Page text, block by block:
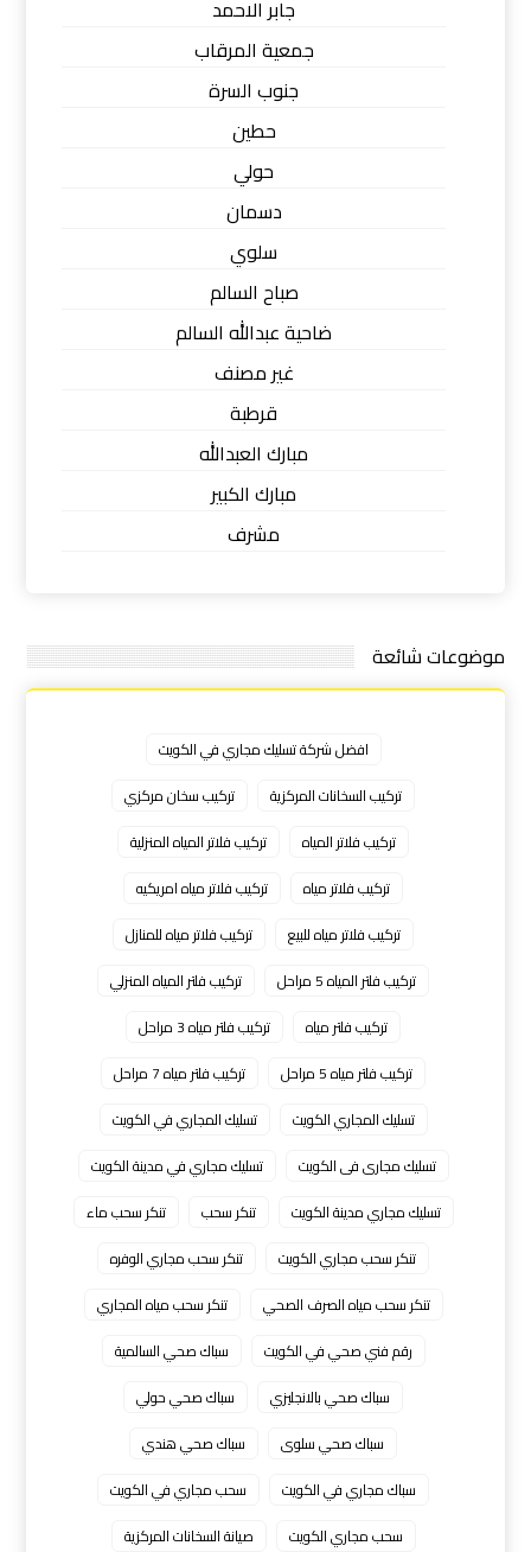
جابر الاحمد
جمعية المرقاب
جنوب السرة
حطين
حولي
دسمان
سلوي
صباح السالم
ضاحية عبدالله السالم
غير مصنف
قرطبة
مبارك العبدالله
مبارك الكبير
مشرف
موضوعات شائعة
افضل شركة تسليك مجاري في الكويت
تركيب السخانات المركزية
تركيب سخان مركزي
تركيب فلاتر المياه
تركيب فلاتر المياه المنزلية
تركيب فلاتر مياه
تركيب فلاتر مياه امريكيه
تركيب فلاتر مياه للبيع
تركيب فلاتر مياه للمنازل
تركيب فلتر المياه 5 مراحل
تركيب فلتر المياه المنزلي
تركيب فلتر مياه
تركيب فلتر مياه 3 مراحل
تركيب فلتر مياه 5 مراحل
تركيب فلتر مياه 7 مراحل
تسليك المجاري الكويت
تسليك المجاري في الكويت
تسليك مجارى فى الكويت
تسليك مجاري في مدينة الكويت
تسليك مجاري مدينة الكويت
تنكر سحب
تنكر سحب ماء
تنكر سحب مجاري الكويت
تنكر سحب مجاري الوفره
تنكر سحب مياه الصرف الصحي
تنكر سحب مياه المجاري
رقم فني صحي في الكويت
سباك صحي السالمية
سباك صحي بالانجليزي
سباك صحي حولي
سباك صحي سلوى
سباك صحي هندي
سباك مجاري في الكويت
سحب مجاري في الكويت
سحب مجاري الكويت
صيانة السخانات المركزية